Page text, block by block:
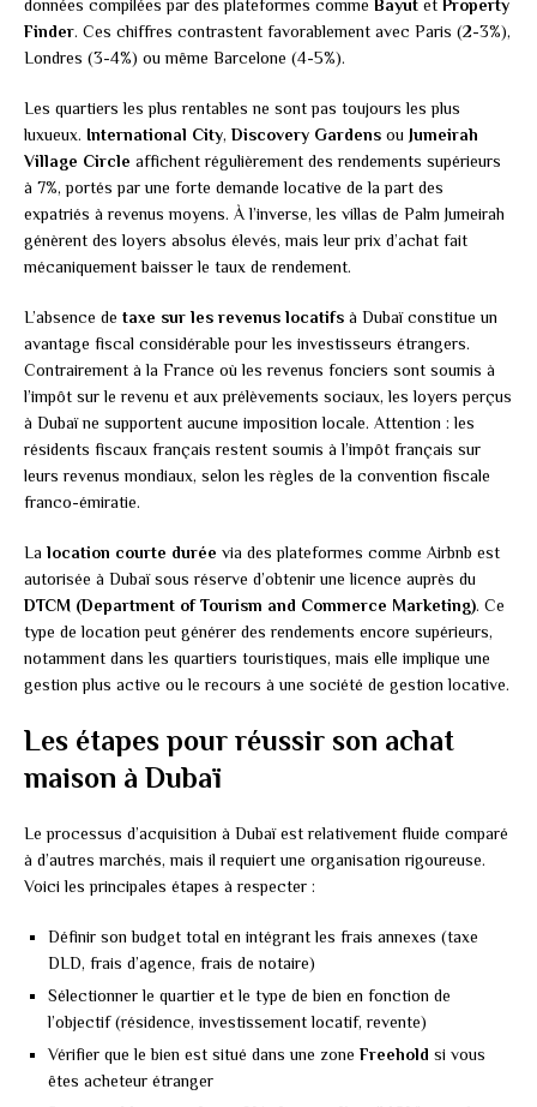
données compilées par des plateformes comme Bayut et Property
Finder. Ces chiffres contrastent favorablement avec Paris (2-3%),
Londres (3-4%) ou même Barcelone (4-5%).
Les quartiers les plus rentables ne sont pas toujours les plus
luxueux. International City, Discovery Gardens ou Jumeirah
Village Circle affichent régulièrement des rendements supérieurs
à 7%, portés par une forte demande locative de la part des
expatriés à revenus moyens. À l’inverse, les villas de Palm Jumeirah
génèrent des loyers absolus élevés, mais leur prix d’achat fait
mécaniquement baisser le taux de rendement.
L’absence de taxe sur les revenus locatifs à Dubaï constitue un
avantage fiscal considérable pour les investisseurs étrangers.
Contrairement à la France où les revenus fonciers sont soumis à
l’impôt sur le revenu et aux prélèvements sociaux, les loyers perçus
à Dubaï ne supportent aucune imposition locale. Attention : les
résidents fiscaux français restent soumis à l’impôt français sur
leurs revenus mondiaux, selon les règles de la convention fiscale
franco-émiratie.
La location courte durée via des plateformes comme Airbnb est
autorisée à Dubaï sous réserve d’obtenir une licence auprès du
DTCM (Department of Tourism and Commerce Marketing). Ce
type de location peut générer des rendements encore supérieurs,
notamment dans les quartiers touristiques, mais elle implique une
gestion plus active ou le recours à une société de gestion locative.
Les étapes pour réussir son achat
maison à Dubaï
Le processus d’acquisition à Dubaï est relativement fluide comparé
à d’autres marchés, mais il requiert une organisation rigoureuse.
Voici les principales étapes à respecter :
Définir son budget total en intégrant les frais annexes (taxe
DLD, frais d’agence, frais de notaire)
Sélectionner le quartier et le type de bien en fonction de
l’objectif (résidence, investissement locatif, revente)
Vérifier que le bien est situé dans une zone Freehold si vous
êtes acheteur étranger